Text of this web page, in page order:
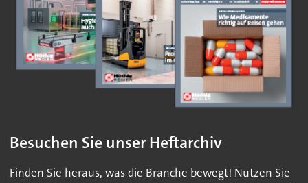
Besuchen Sie unser Heftarchiv
Finden Sie heraus, was die Branche bewegt! Nutzen Sie